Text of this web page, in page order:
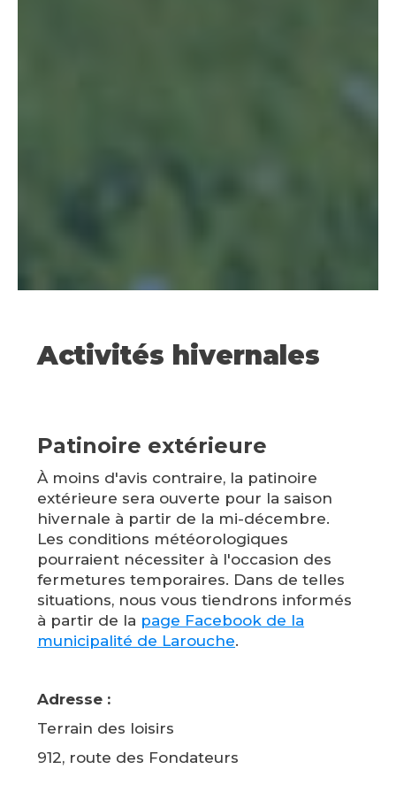
Activités hivernales
Patinoire extérieure
À moins d'avis contraire, la patinoire
extérieure sera ouverte pour la saison
hivernale à partir de la mi-décembre.
Les conditions météorologiques
pourraient nécessiter à l'occasion des
fermetures temporaires. Dans de telles
situations, nous vous tiendrons informés
à partir de la page Facebook de la
municipalité de Larouche.
Adresse :
Terrain des loisirs
912, route des Fondateurs